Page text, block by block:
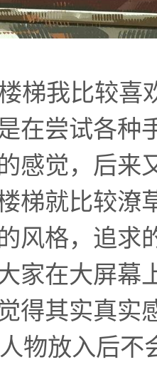
梯我比较喜
在尝试各种
感觉，后来
梯就比较潦
风格，追求
家在大屏幕
得其实真实
物放入后不